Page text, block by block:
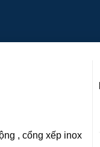
, cổng xếp inox